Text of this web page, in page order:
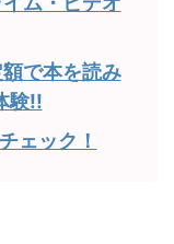
で本を読み
験!!
ェック！